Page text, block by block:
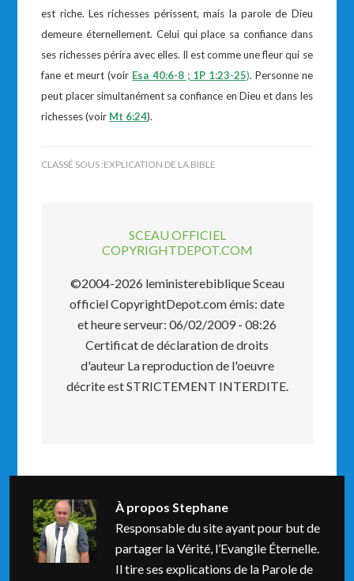
est riche. Les richesses périssent, mais la parole de Dieu
demeure éternellement. Celui qui place sa confiance dans
ses richesses périra avec elles. Il est comme une fleur qui se
fane et meurt (voir Esa 40:6-8 ; 1P 1:23-25). Personne ne
peut placer simultanément sa confiance en Dieu et dans les
richesses (voir Mt 6:24).
CLASSÉ SOUS :EXPLICATION DE LA BIBLE
SCEAU OFFICIEL
COPYRIGHTDEPOT.COM
©2004-2026 leministerebiblique Sceau
officiel CopyrightDepot.com émis: date
et heure serveur: 06/02/2009 - 08:26
Certificat de déclaration de droits
d'auteur La reproduction de l'oeuvre
décrite est STRICTEMENT INTERDITE.
À proposStephane
Responsable du site ayant pour but de
partager la Vérité, l’Evangile Éternelle.
Il tire ses explications de la Parole de